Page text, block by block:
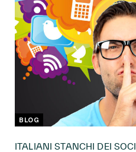
BLOG
ITALIANI STANCHI DEI